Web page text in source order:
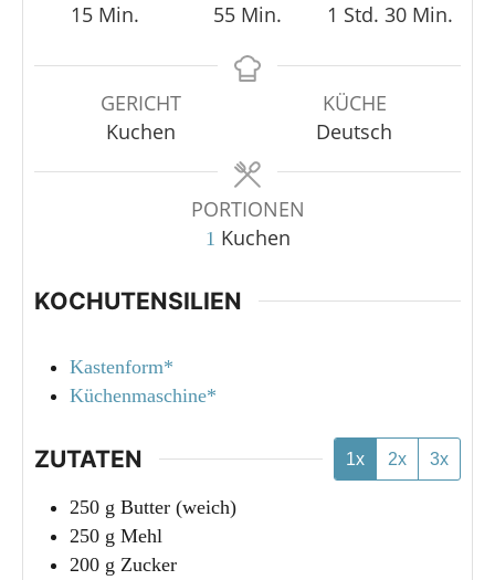
15 Min.
55 Min.
1 Std. 30 Min.
GERICHT
Kuchen
KÜCHE
Deutsch
PORTIONEN
1 Kuchen
KOCHUTENSILIEN
Kastenform*
Küchenmaschine*
ZUTATEN 1x 2x 3x
250 g Butter (weich)
250 g Mehl
200 g Zucker